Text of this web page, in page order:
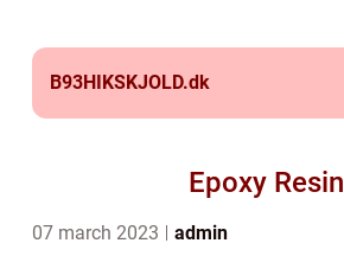
B93HIKSKJOLD.dk
Epoxy Resin
07 march 2023 admin